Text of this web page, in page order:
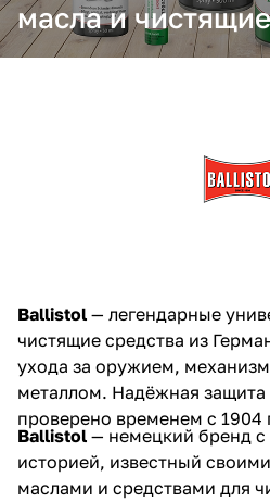
масла и
Ballistol — легендарные
чистящие средства из
ухода за оружием,
металлом. Надёжная защита
проверено временем с 1904
Ballistol — немецкий бренд с
историей, известный
маслами и средствами для